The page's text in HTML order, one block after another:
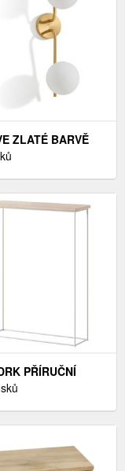
ZLATÉ BARVĚ
SVÍTIDLO
PŘÍRUČNÍ
SILI | BÍLÉ NOHY